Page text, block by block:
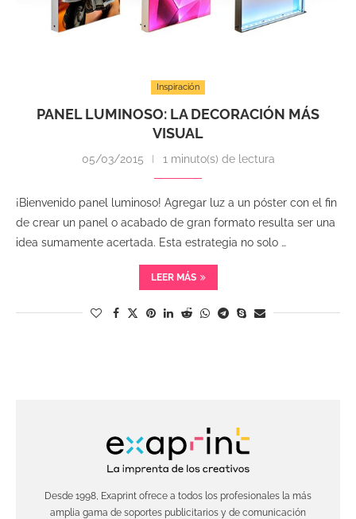
Inspiración
PANEL LUMINOSO: LA DECORACIÓN MÁS
VISUAL
05/03/2015 1 minuto(s) de lectura
¡Bienvenido panel luminoso! Agregar luz a un póster con el fin
de crear un panel o acabado de gran formato resulta ser una
idea sumamente acertada. Esta estrategia no solo …
LEER MÁS
Desde 1998, Exaprint ofrece a todos los profesionales la más
amplia gama de soportes publicitarios y de comunicación